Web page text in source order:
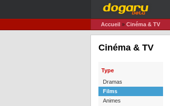
Accueil » Cinéma & TV
Cinéma & TV
Type
Dramas
Films
Animes